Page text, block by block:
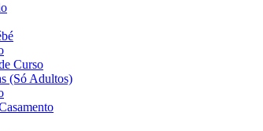
Curso
(Só Adultos)